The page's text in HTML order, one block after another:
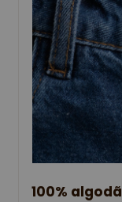
100%